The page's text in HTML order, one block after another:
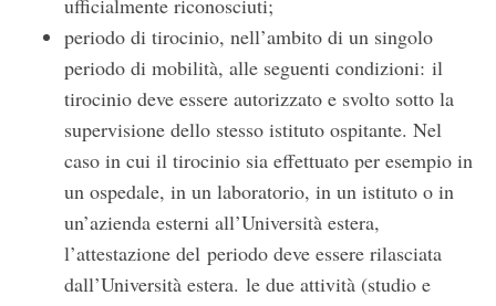
ufficialmente riconosciuti;
periodo di tirocinio, nell’ambito di un singolo
periodo di mobilità, alle seguenti condizioni: il
tirocinio deve essere autorizzato e svolto sotto la
supervisione dello stesso istituto ospitante. Nel
caso in cui il tirocinio sia effettuato per esempio in
un ospedale, in un laboratorio, in un istituto o in
un’azienda esterni all’Università estera,
l’attestazione del periodo deve essere rilasciata
dall’Università estera. le due attività (studio e